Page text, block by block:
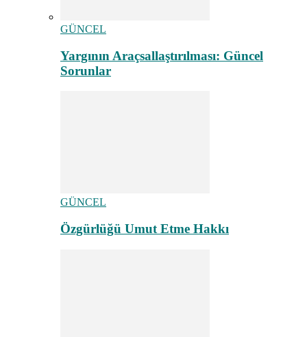
GÜNCEL
Yargının Araçsallaştırılması: Güncel
Sorunlar
GÜNCEL
Özgürlüğü Umut Etme Hakkı